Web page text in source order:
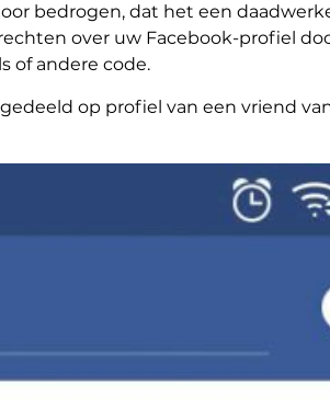
bedrogen, dat het een
over uw Facebook-profiel
of andere code.
op profiel van een vriend